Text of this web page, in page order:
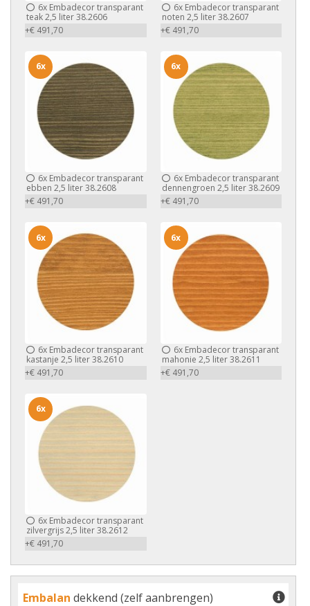
6x Embadecor transparant
teak 2,5 liter 38.2606
+€ 491,70
6xEmbadecor transparant
noten 2,5 liter 38.2607
+€ 491,70
6x Embadecor transparant
ebben 2,5 liter 38.2608
+€ 491,70
6x
6xEmbadecor transparant
dennengroen 2,5 liter 38.2609
+€ 491,70
6x
6x Embadecor transparant
kastanje 2,5 liter 38.2610
+€ 491,70
6x
6xEmbadecor transparant
mahonie 2,5 liter 38.2611
+€ 491,70
6x
6x Embadecor transparant
zilvergrijs 2,5 liter 38.2612
+€ 491,70
6x
Embalan dekkend (zelf aanbrengen)